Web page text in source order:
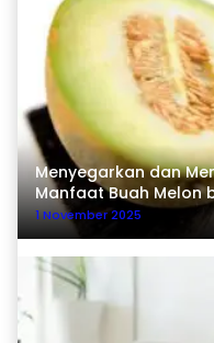
Menyegarkan dan
Manfaat Buah Melon
1 November 2025